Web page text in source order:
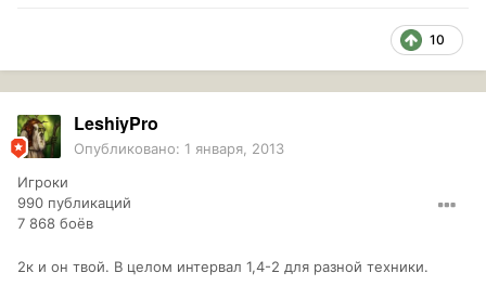
10
LeshiyPro
Опубликовано: 1 января, 2013
Игроки
990 публикаций
7 868 боёв
2к и он твой. В целом интервал 1,4-2 для разной техники.